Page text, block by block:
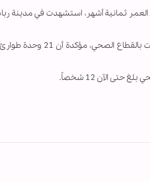
ثمانية أشهر، استشهدت في مدينة
كما أشارت المتحدثة إلى
الآن 12 شخصاً.